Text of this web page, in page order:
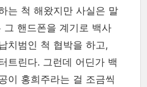
는 척 해왔지만 사실은 말
핸드폰을 계기로 백사
치범인 척 협박을 하고,
트린다. 그런데 어딘가 백
이 홍희주라는 걸 조금씩